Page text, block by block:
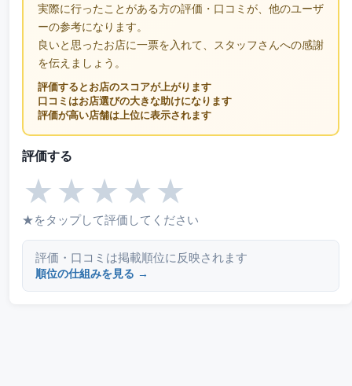
実際に行ったことがある方の評価・口コミが、他のユーザ
ーの参考になります。
良いと思ったお店に一票を入れて、スタッフさんへの感謝
を伝えましょう。
評価するとお店のスコアが上がります
口コミはお店選びの大きな助けになります
評価が高い店舗は上位に表示されます
評価する
★ ★ ★ ★ ★
★をタップして評価してください
評価・口コミは掲載順位に反映されます
順位の仕組みを見る →